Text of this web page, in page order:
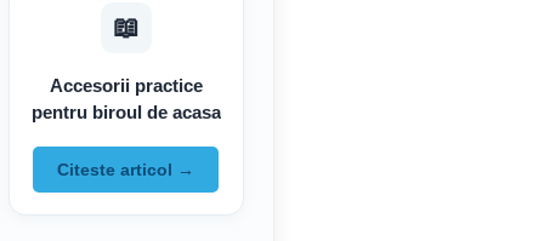
📖
Accesorii practice
pentru biroul de acasa
Citeste articol →